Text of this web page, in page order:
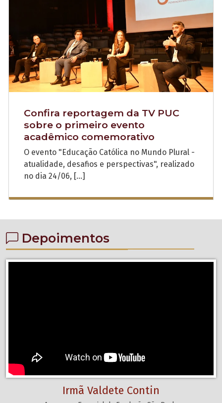
Confira reportagem da TV PUC
sobre o primeiro evento
acadêmico comemorativo
O evento "Educação Católica no Mundo Plural -
atualidade, desafios e perspectivas", realizado
no dia 24/06, […]
Depoimentos
Irmã Valdete Contin